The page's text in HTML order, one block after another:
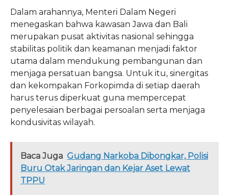
Dalam arahannya, Menteri Dalam Negeri
menegaskan bahwa kawasan Jawa dan Bali
merupakan pusat aktivitas nasional sehingga
stabilitas politik dan keamanan menjadi faktor
utama dalam mendukung pembangunan dan
menjaga persatuan bangsa. Untuk itu, sinergitas
dan kekompakan Forkopimda di setiap daerah
harus terus diperkuat guna mempercepat
penyelesaian berbagai persoalan serta menjaga
kondusivitas wilayah.
Baca Juga Gudang Narkoba Dibongkar, Polisi
Buru Otak Jaringan dan Kejar Aset Lewat
TPPU